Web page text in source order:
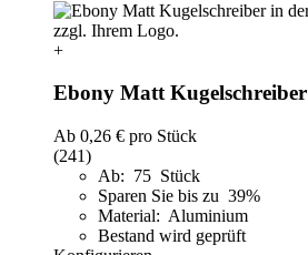
+
Ebony Matt Kugelschreiber
Ab 0,26 € pro Stück
(241)
Ab: 75 Stück
Sparen Sie bis zu 39%
Material: Aluminium
Bestand wird geprüft